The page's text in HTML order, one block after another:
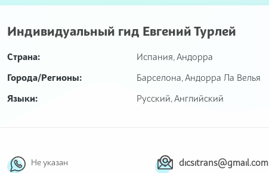
Индивидуальный гид Евгений Турлей
Страна:
Испания, Андорра
Города/Регионы:
Барселона, Андорра Ла Велья
Языки:
Русский, Английский
Не указан dicsitrans@gmail.com